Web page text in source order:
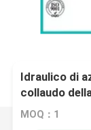
Idraulico di
collaudo
MOQ：1